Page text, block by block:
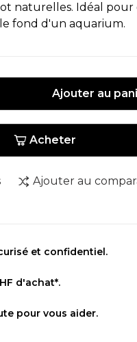
naturelles. Idéal pour
fond d'un aquarium.
Ajouter au
Acheter
Ajouter au
et confidentiel.
d'achat*.
pour vous aider.